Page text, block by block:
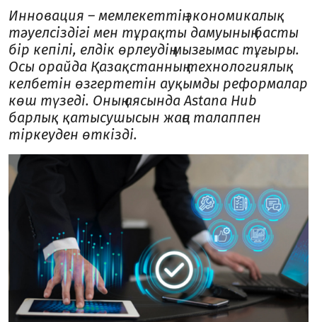
Инновация – мемлекеттің экономикалық
тәуелсіздігі мен тұрақты дамуының басты
бір кепілі, елдік өрлеудің мызғымас тұғыры.
Осы орайда Қазақстанның технологиялық
келбетін өзгертетін ауқымды реформалар
көш түзеді. Оның аясында Astana Hub
барлық қатысушысын жаңа талаппен
тіркеуден өткізді.